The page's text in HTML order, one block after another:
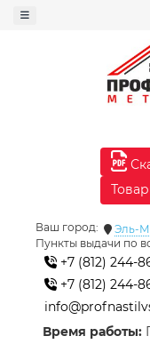
Ваш город:
Эль-
Пункты выдачи по
+7 (812) 244-
+7 (812) 244-
Время работы: